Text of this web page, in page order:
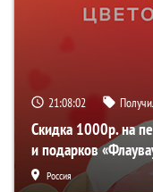
21:08:01
Скидка 1000р. на
и подарков
Россия